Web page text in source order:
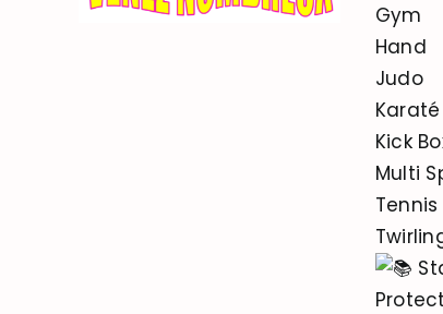
Gym
Hand
Judo
Karaté
Kick
Multi
Tennis